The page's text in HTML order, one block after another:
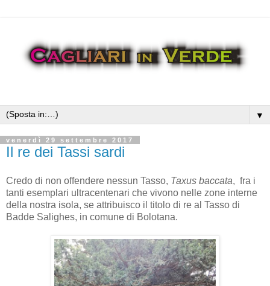
▼
venerdì 29 settembre 2017
Il re dei Tassi sardi
Credo di non offendere nessun Tasso, Taxus baccata, fra i
tanti esemplari ultracentenari che vivono nelle zone interne
della nostra isola, se attribuisco il titolo di re al Tasso di
Badde Salighes, in comune di Bolotana.